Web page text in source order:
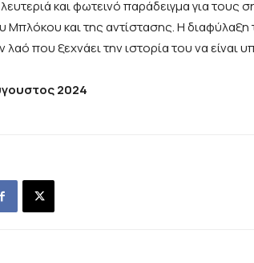
και φωτεινό παράδειγμα για
Μπλόκου και της αντίστασης. Η διαφύλαξη
λαό που ξεχνάει την ιστορία του να είναι
2024